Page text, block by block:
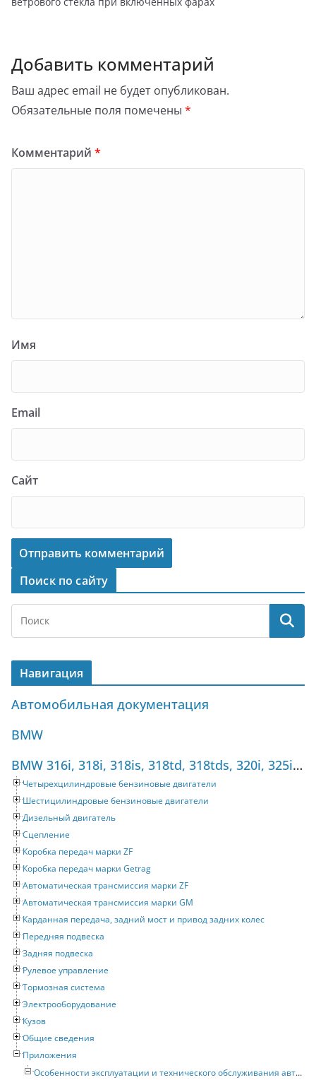
Добавить комментарий
Ваш адрес email не будет опубликован.
Обязательные поля помечены *
Комментарий *
Имя
Email
Сайт
Поиск по сайту
Навигация
Автомобильная документация
BMW
BMW 316i, 318i, 318is, 318td, 318tds, 320i, 325i, 325tds (1990-1998) Руководство по ремонту
Четырехцилиндровые бензиновые двигатели
Шестицилиндровые бензиновые двигатели
Дизельный двигатель
Сцепление
Коробка передач марки ZF
Коробка передач марки Getrag
Автоматическая трансмиссия марки ZF
Автоматическая трансмиссия марки GM
Карданная передача, задний мост и привод задних колес
Передняя подвеска
Задняя подвеска
Рулевое управление
Тормозная система
Электрооборудование
Кузов
Общие сведения
Приложения
Особенности эксплуатации и технического обслуживания автомобилей с бензиновыми двигателями